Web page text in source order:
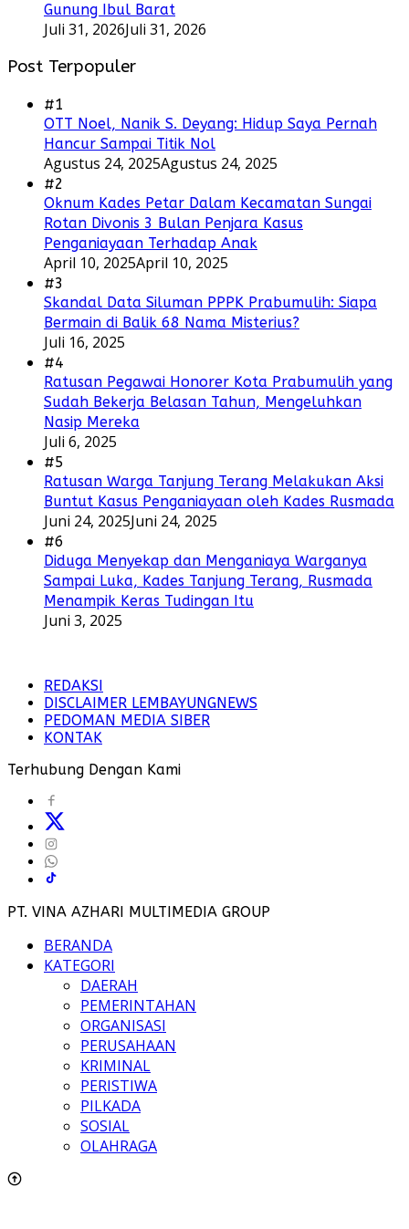
Gunung Ibul Barat
Juli 31, 2026Juli 31, 2026
Post Terpopuler
#1
OTT Noel, Nanik S. Deyang: Hidup Saya Pernah
Hancur Sampai Titik Nol
Agustus 24, 2025Agustus 24, 2025
#2
Oknum Kades Petar Dalam Kecamatan Sungai
Rotan Divonis 3 Bulan Penjara Kasus
Penganiayaan Terhadap Anak
April 10, 2025April 10, 2025
#3
Skandal Data Siluman PPPK Prabumulih: Siapa
Bermain di Balik 68 Nama Misterius?
Juli 16, 2025
#4
Ratusan Pegawai Honorer Kota Prabumulih yang
Sudah Bekerja Belasan Tahun, Mengeluhkan
Nasip Mereka
Juli 6, 2025
#5
Ratusan Warga Tanjung Terang Melakukan Aksi
Buntut Kasus Penganiayaan oleh Kades Rusmada
Juni 24, 2025Juni 24, 2025
#6
Diduga Menyekap dan Menganiaya Warganya
Sampai Luka, Kades Tanjung Terang, Rusmada
Menampik Keras Tudingan Itu
Juni 3, 2025
REDAKSI
DISCLAIMER LEMBAYUNGNEWS
PEDOMAN MEDIA SIBER
KONTAK
Terhubung Dengan Kami
PT. VINA AZHARI MULTIMEDIA GROUP
BERANDA
KATEGORI
DAERAH
PEMERINTAHAN
ORGANISASI
PERUSAHAAN
KRIMINAL
PERISTIWA
PILKADA
SOSIAL
OLAHRAGA